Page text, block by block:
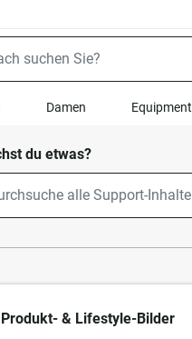
Damen Equipment
du etwas?
Produkt- & Lifestyle-Bilder